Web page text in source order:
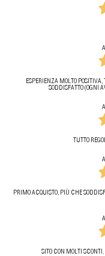
ESPERIENZA MOLTO POSITIVA,
SODDISFATTO (OGNI
TUTTO
PRIMO ACQUISTO, PIÙ CHE
SITO CON MOLTI